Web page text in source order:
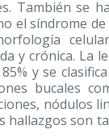
También se
el síndrome
y crónica. La
y se
bucales
nódulos
hallazgos son